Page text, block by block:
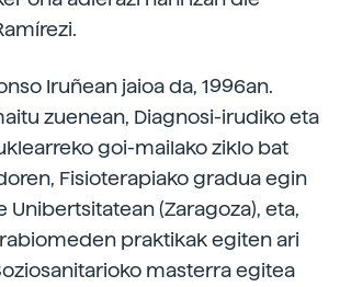
Iruñean jaioa da, 1996an.
zuenean, Diagnosi-irudiko eta
goi-mailako ziklo bat
Fisioterapiako gradua egin
Unibertsitatean (Zaragoza), eta,
praktikak egiten ari
masterra egitea